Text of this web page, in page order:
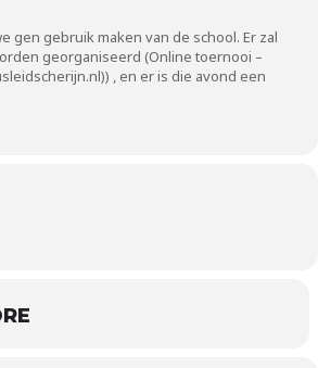
gen gebruik maken van de school. Er zal
georganiseerd (Online toernooi –
) , en er is die avond een